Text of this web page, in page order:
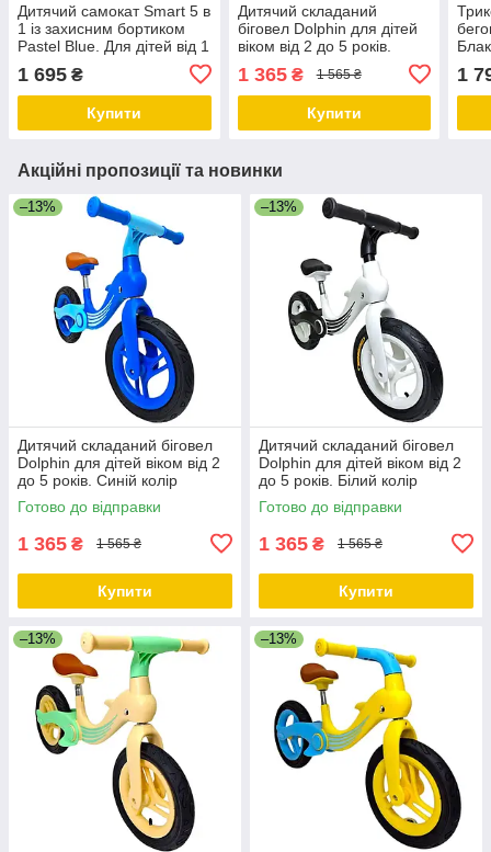
Дитячий самокат Smart 5 в
1 із захисним бортиком
Pastel Blue. Для дітей від 1
1 695 ₴
Купити
Дитячий складаний
біговел Dolphin для дітей
віком від 2 до 5 років.
1 365₴ 1 565 ₴
Купити
1
Акційні пропозиції та новинки
–13%
Дитячий складаний біговел
Dolphin для дітей віком від 2
до 5 років. Синій колір
Готово до відправки
1 365 ₴ 1 565 ₴
Купити
–13%
Дитячий складаний біговел
Dolphin для дітей віком від 2
до 5 років. Білий колір
Готово до відправки
1 365 ₴ 1 565 ₴
Купити
–13% –13%